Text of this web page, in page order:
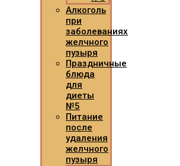
Алкоголь
при
заболеваниях
желчного
пузыря
Праздничные
блюда
для
диеты
№5
Питание
после
удаления
желчного
пузыря